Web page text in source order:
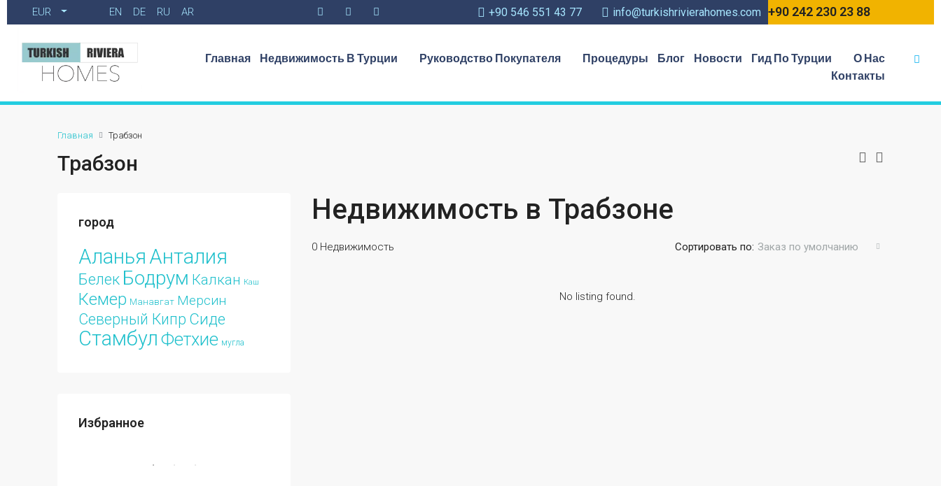
EUR EN DE RU AR +90 546 551 43 77 info@turkishrivierahomes.com +90 242 230 23 88
Главная Недвижимость В Турции Руководство Покупателя Процедуры Блог Новости Гид По Турции
О Нас
Контакты
Главная Трабзон
Трабзон
Недвижимость в Трабзоне
0 Недвижимость Сортировать по: Заказ по умолчанию
No listing found.
город
Аланья Анталия
Белек Бодрум Калкан Каш
Кемер Манавгат Мерсин
Северный Кипр Сиде
Стамбул Фетхие мугла
Избранное
€213.000